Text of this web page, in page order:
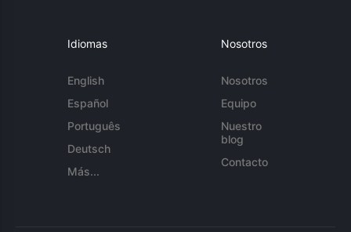
Idiomas
English
Español
Português
Deutsch
Más...
Nosotros
Nosotros
Equipo
Nuestro
blog
Contacto